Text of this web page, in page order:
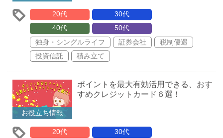
20代
30代
40代
50代
独身・シングルライフ
証券会社
税制優遇
投資信託
積み立て
お役立ち情報
ポイントを最大有効活用できる、おす
すめクレジットカード６選！
20代
30代